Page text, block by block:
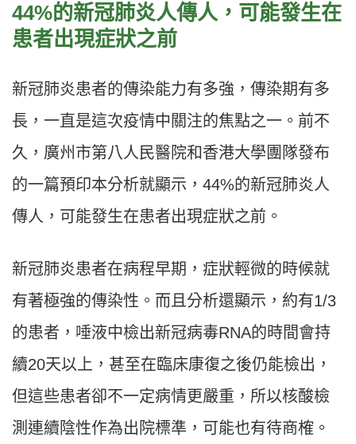
44%的新冠肺炎人傳人，可能發生在
患者出現症狀之前
新冠肺炎患者的傳染能力有多強，傳染期有多
長，一直是這次疫情中關注的焦點之一。前不
久，廣州市第八人民醫院和香港大學團隊發布
的一篇預印本分析就顯示，44%的新冠肺炎人
傳人，可能發生在患者出現症狀之前。
新冠肺炎患者在病程早期，症狀輕微的時候就
有著極強的傳染性。而且分析還顯示，約有1/3
的患者，唾液中檢出新冠病毒RNA的時間會持
續20天以上，甚至在臨床康復之後仍能檢出，
但這些患者卻不一定病情更嚴重，所以核酸檢
測連續陰性作為出院標準，可能也有待商榷。